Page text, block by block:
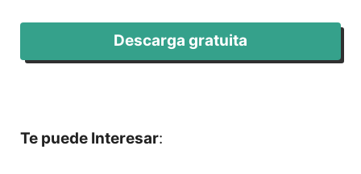
Descarga gratuita
Te puede Interesar: